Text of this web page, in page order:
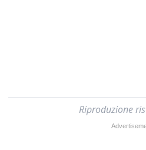
Riproduzione